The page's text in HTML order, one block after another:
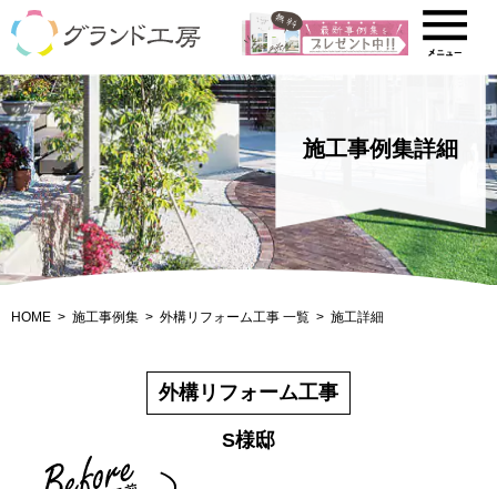
施工事例集詳細
HOME 施工事例集 外構リフォーム工事 一覧 施工詳細
外構リフォーム工事
S様邸